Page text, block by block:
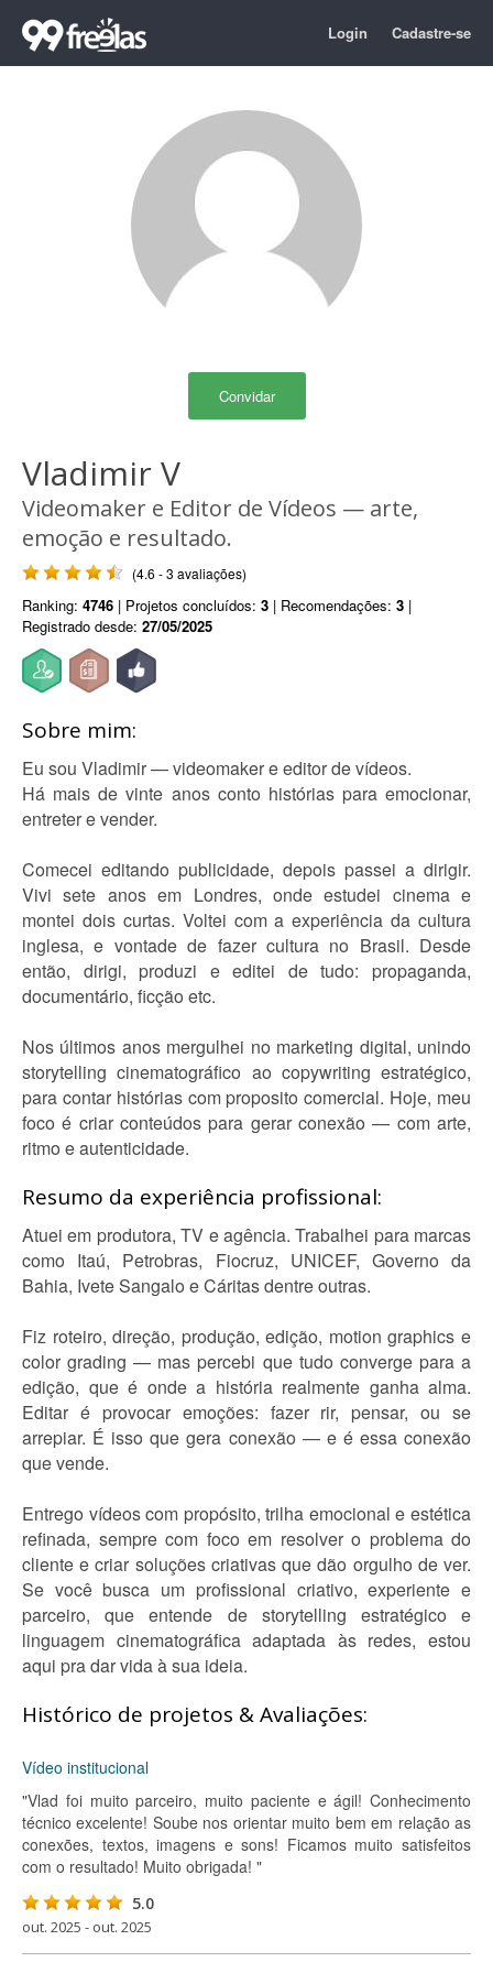
Login Cadastre-se
Convidar
Vladimir V
Videomaker e Editor de Vídeos — arte,
emoção e resultado.
(4.6 - 3 avaliações)
Ranking: 4746 | Projetos concluídos: 3 | Recomendações: 3 |
Registrado desde: 27/05/2025
Sobre mim:
Eu sou Vladimir — videomaker e editor de vídeos.
Há mais de vinte anos conto histórias para emocionar,
entreter e vender.
Comecei editando publicidade, depois passei a dirigir.
Vivi sete anos em Londres, onde estudei cinema e
montei dois curtas. Voltei com a experiência da cultura
inglesa, e vontade de fazer cultura no Brasil. Desde
então, dirigi, produzi e editei de tudo: propaganda,
documentário, ficção etc.
Nos últimos anos mergulhei no marketing digital, unindo
storytelling cinematográfico ao copywriting estratégico,
para contar histórias com proposito comercial. Hoje, meu
foco é criar conteúdos para gerar conexão — com arte,
ritmo e autenticidade.
Resumo da experiência profissional:
Atuei em produtora, TV e agência. Trabalhei para marcas
como Itaú, Petrobras, Fiocruz, UNICEF, Governo da
Bahia, Ivete Sangalo e Cáritas dentre outras.
Fiz roteiro, direção, produção, edição, motion graphics e
color grading — mas percebi que tudo converge para a
edição, que é onde a história realmente ganha alma.
Editar é provocar emoções: fazer rir, pensar, ou se
arrepiar. É isso que gera conexão — e é essa conexão
que vende.
Entrego vídeos com propósito, trilha emocional e estética
refinada, sempre com foco em resolver o problema do
cliente e criar soluções criativas que dão orgulho de ver.
Se você busca um profissional criativo, experiente e
parceiro, que entende de storytelling estratégico e
linguagem cinematográfica adaptada às redes, estou
aqui pra dar vida à sua ideia.
Histórico de projetos & Avaliações:
Vídeo institucional
"Vlad foi muito parceiro, muito paciente e ágil! Conhecimento
técnico excelente! Soube nos orientar muito bem em relação as
conexões, textos, imagens e sons! Ficamos muito satisfeitos
com o resultado! Muito obrigada! "
5.0
out. 2025 - out. 2025